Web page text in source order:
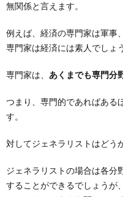
無関係と言えます。
例えば、経済の専門家は軍事
専門家は経済には素人でしょう
専門家は、 あくまでも専門分
つまり、専門的であればある
す。
対してジェネラリストはどう
ジェネラリストの場合は各分
することができるでしょうが